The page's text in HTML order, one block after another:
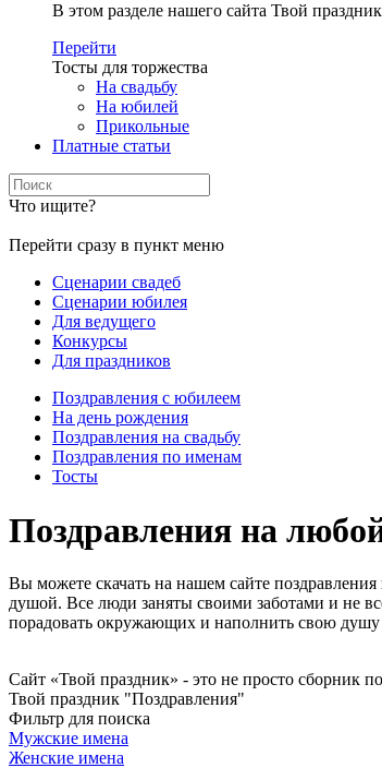
В этом разделе нашего сайта Твой
Перейти
Тосты для торжества
На свадьбу
На юбилей
Прикольные
Платные статьи
Что ищите?
Перейти сразу в пункт меню
Сценарии свадеб
Сценарии юбилея
Для ведущего
Конкурсы
Для праздников
Поздравления с юбилеем
На день рождения
Поздравления на свадьбу
Поздравления по именам
Тосты
Поздравления на
Вы можете скачать на нашем сайте
душой. Все люди заняты своими заботами и не
порадовать окружающих и наполнить свою
Сайт «Твой праздник» - это не просто сборник
Твой праздник "Поздравления"
Фильтр для поиска
Мужские имена
Женские имена